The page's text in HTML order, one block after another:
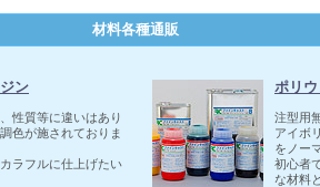
材料各種通販
ン
性質等に違いはあり
色が施されておりま
ラフルに仕上げたい
ポリ
注型用
アイボ
をノー
初心者
な材料